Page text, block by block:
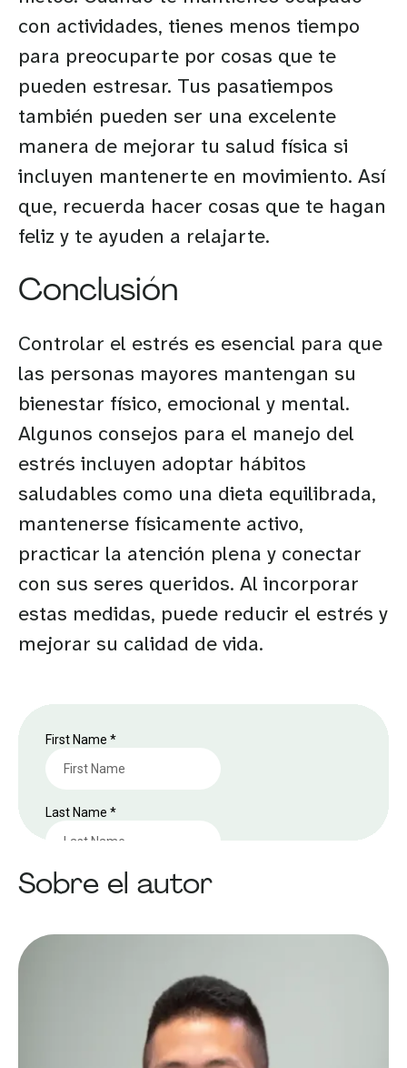
con actividades, tienes menos tiempo
para preocuparte por cosas que te
pueden estresar. Tus pasatiempos
también pueden ser una excelente
manera de mejorar tu salud física si
incluyen mantenerte en movimiento. Así
que, recuerda hacer cosas que te hagan
feliz y te ayuden a relajarte.
Conclusión
Controlar el estrés es esencial para que
las personas mayores mantengan su
bienestar físico, emocional y mental.
Algunos consejos para el manejo del
estrés incluyen adoptar hábitos
saludables como una dieta equilibrada,
mantenerse físicamente activo,
practicar la atención plena y conectar
con sus seres queridos. Al incorporar
estas medidas, puede reducir el estrés y
mejorar su calidad de vida.
Sobre el autor